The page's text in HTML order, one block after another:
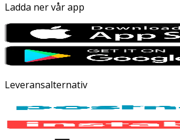
Ladda ner vår app
Leveransalternativ